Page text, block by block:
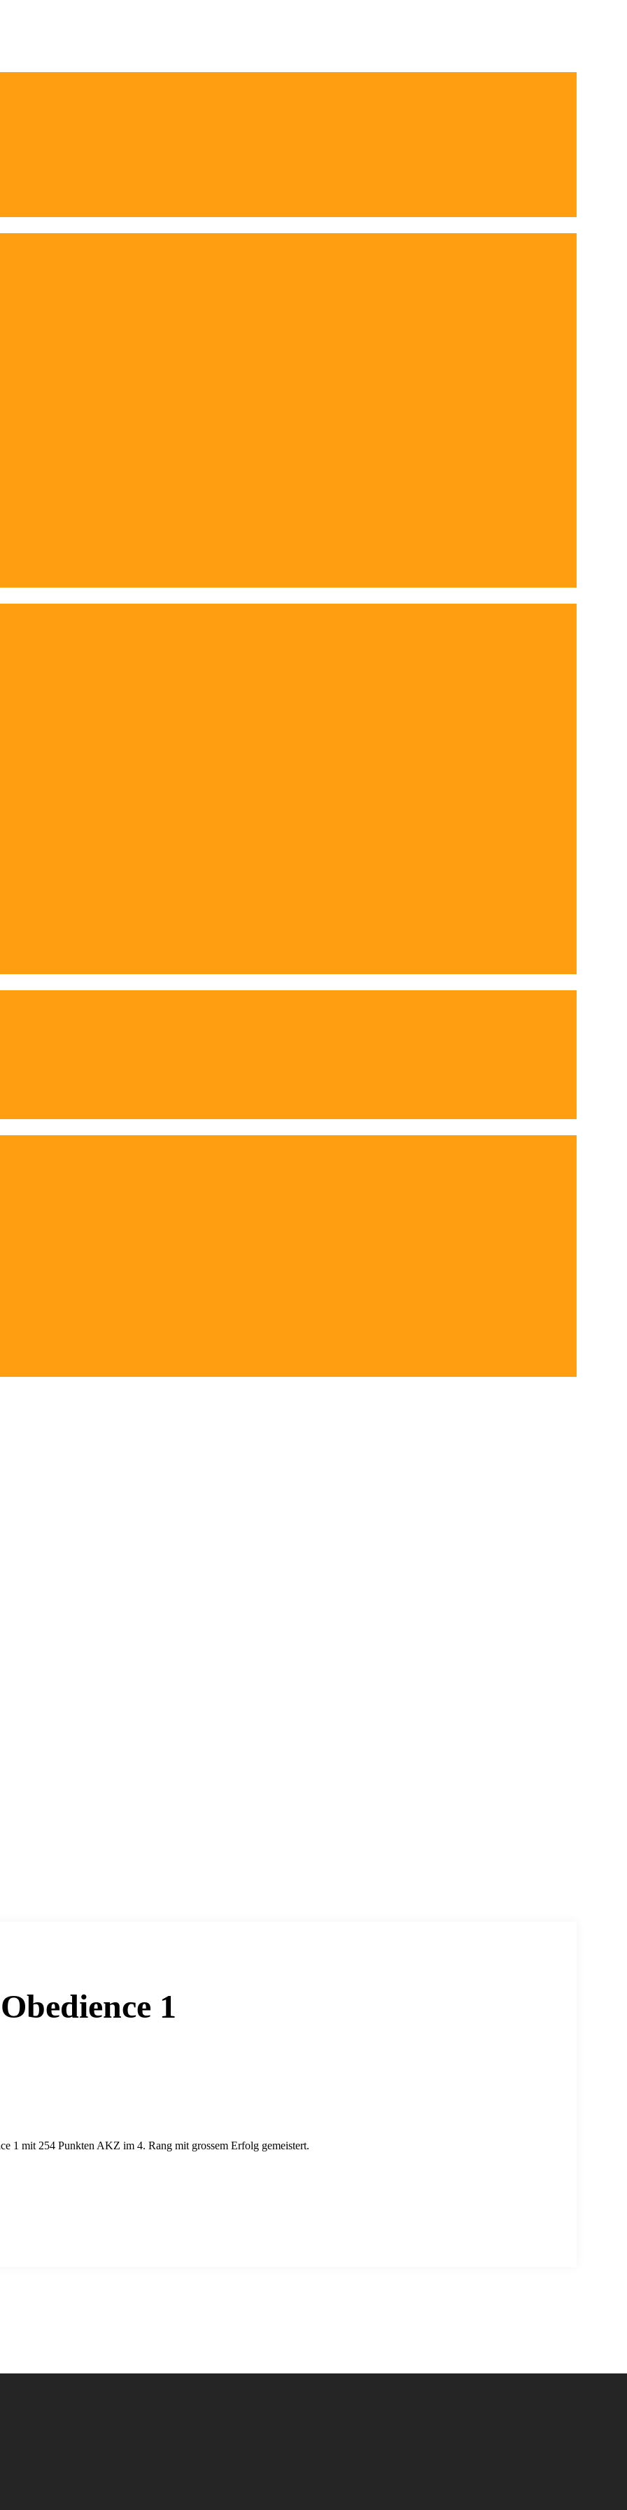
1
1 mit 254 Punkten AKZ im 4. Rang mit grossem Erfolg gemeistert.